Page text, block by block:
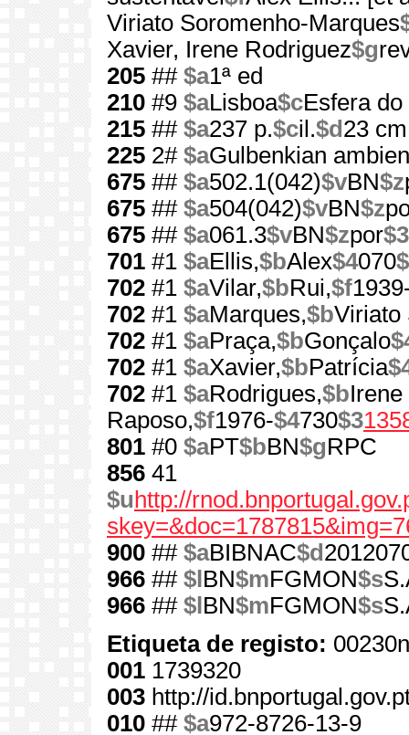
Viriato Soromenho-Marques
Xavier, Irene Rodriguez$g
205 ## $a1ª ed
210 #9 $aLisboa$cEsfera
215 ## $a237 p.$cil.$d 23 cm
225 2# $aGulbenkian
675 ## $a502.1(042)$vBN$z
675 ## $a504(042)$vBN$z
675 ## $a061.3$vBN$zpor$3
701 #1 $aEllis,$bAlex$4070
702 #1 $aVilar,$bRui,$f
702 #1 $aMarques,$bViriato
702 #1 $aPraça,$bGonçalo
702 #1 $aXavier,$bPatrícia
702 #1 $aRodrigues,$b
Raposo,$f1976-$4730$3
801 #0 $aPT$bBN$gRPC
856 41
$u http://
900 ## $aBIBNAC$d
966 ## $l BN$mFGMON$s
966 ## $l BN$mFGMON$s
Etiqueta de registo:
001 1739320
003 http://
010 ## $a972-8726-13-9